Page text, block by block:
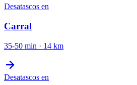
Desatascos en
Carral
35-50 min · 14 km
Desatascos en